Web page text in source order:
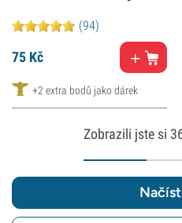
(94)
75 Kč
+2 extra bodů jako dárek
Zobrazili jste si